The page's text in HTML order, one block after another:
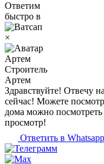
Ответим
быстро в
×
Артем
Строитель
Артем
Здравствуйте! Отвечу
сейчас! Можете
дома можно
просмотр!
Ответить в Whatsapp